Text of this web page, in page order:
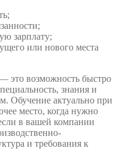
зарплату;
или нового места
это возможность быстро
знания и
Обучение актуально при
место, когда нужно
в вашей компании
и требования к